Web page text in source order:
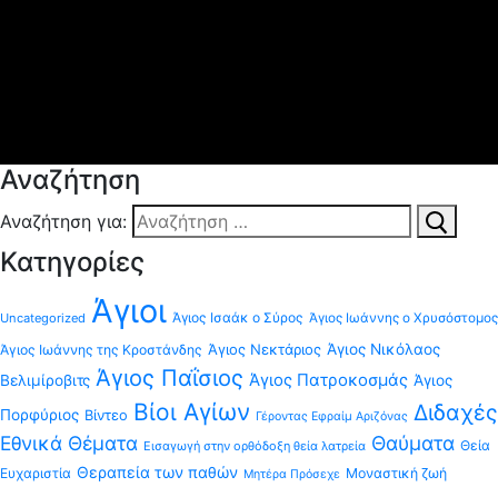
Αναζήτηση
Αναζήτηση για:
Κατηγορίες
Uncategorized Άγιοι Άγιος Ισαάκ ο Σύρος Άγιος Ιωάννης ο Χρυσόστομος
Άγιος Ιωάννης της Κροστάνδης Άγιος Νεκτάριος Άγιος Νικόλαος
Βελιμίροβιτς Άγιος Παΐσιος Άγιος Πατροκοσμάς Άγιος
Πορφύριος Βίντεο Βίοι Αγίων Γέροντας Εφραίμ Αριζόνας Διδαχές
Εθνικά Θέματα Εισαγωγή στην ορθόδοξη θεία λατρεία Θαύματα Θεία
Ευχαριστία Θεραπεία των παθών Μητέρα Πρόσεχε Μοναστική ζωή